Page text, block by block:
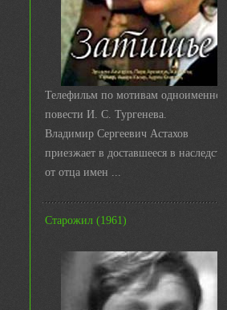
Телефильм по мотивам одноименной
повести И. С. Тургенева.
Владимир Сергеевич Астахов
приезжает в доставшееся в наследство
от отца имен ...
Старожил (1961)